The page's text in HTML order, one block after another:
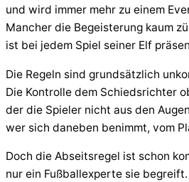
und wird immer mehr zu einem
Mancher die Begeisterung kaum
ist bei jedem Spiel seiner Elf
Die Regeln sind grundsätzlich
Die Kontrolle dem Schiedsrichter
der die Spieler nicht aus den
wer sich daneben benimmt, vom
Doch die Abseitsregel ist schon
nur ein Fußballexperte sie begreift.